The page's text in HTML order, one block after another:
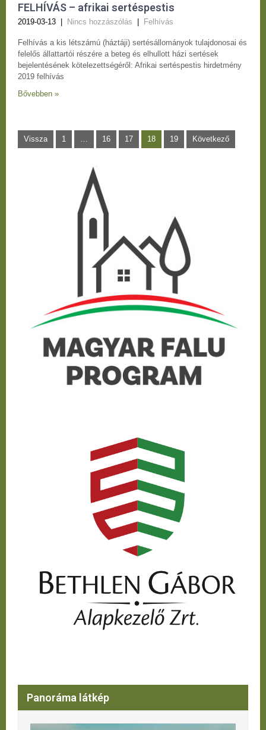
FELHÍVÁS – afrikai sertéspestis
2019-03-13 | Nincs hozzászólás | Felhívás
Felhívás a kis létszámú (háztáji) sertésállományok tulajdonosai és
felelős állattartói részére a beteg és elhullott házi sertések
bejelentésének kötelezettségéről: Afrikai sertéspestis hirdetmény
2019 felhívás
Bővebben »
Bejegyzések
lapozása
Vissza 1 16 17 18 19 Következő
Panoráma látkép